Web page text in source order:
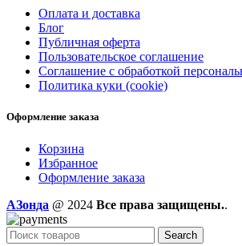
Оплата и доставка
Блог
Публичная оферта
Пользовательское соглашение
Соглашение с обработкой
Политика куки (cookie)
Оформление заказа
Корзина
Избранное
Оформление заказа
AЗонда @ 2024 Все права защищены..
Search